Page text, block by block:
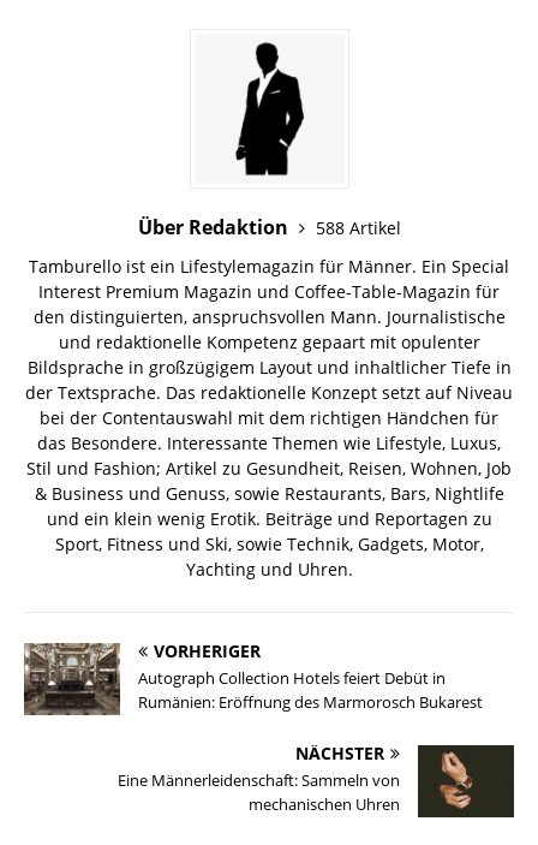
Über Redaktion
588 Artikel
Tamburello ist ein Lifestylemagazin für Männer. Ein Special
Interest Premium Magazin und Coffee-Table-Magazin für
den distinguierten, anspruchsvollen Mann. Journalistische
und redaktionelle Kompetenz gepaart mit opulenter
Bildsprache in großzügigem Layout und inhaltlicher Tiefe in
der Textsprache. Das redaktionelle Konzept setzt auf Niveau
bei der Contentauswahl mit dem richtigen Händchen für
das Besondere. Interessante Themen wie Lifestyle, Luxus,
Stil und Fashion; Artikel zu Gesundheit, Reisen, Wohnen, Job
& Business und Genuss, sowie Restaurants, Bars, Nightlife
und ein klein wenig Erotik. Beiträge und Reportagen zu
Sport, Fitness und Ski, sowie Technik, Gadgets, Motor,
Yachting und Uhren.
VORHERIGER
Autograph Collection Hotels feiert Debüt in
Rumänien: Eröffnung des Marmorosch Bukarest
NÄCHSTER
Eine Männerleidenschaft: Sammeln von
mechanischen Uhren